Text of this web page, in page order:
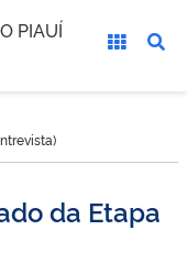
PIAUÍ
da Etapa